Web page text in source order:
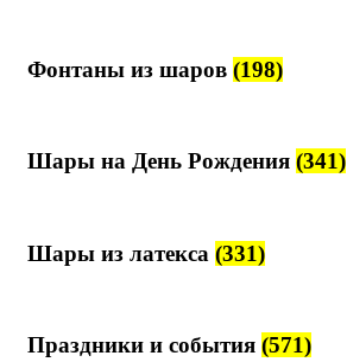
Фонтаны из шаров (198)
Шары на День Рождения (341)
Шары из латекса (331)
Праздники и события (571)